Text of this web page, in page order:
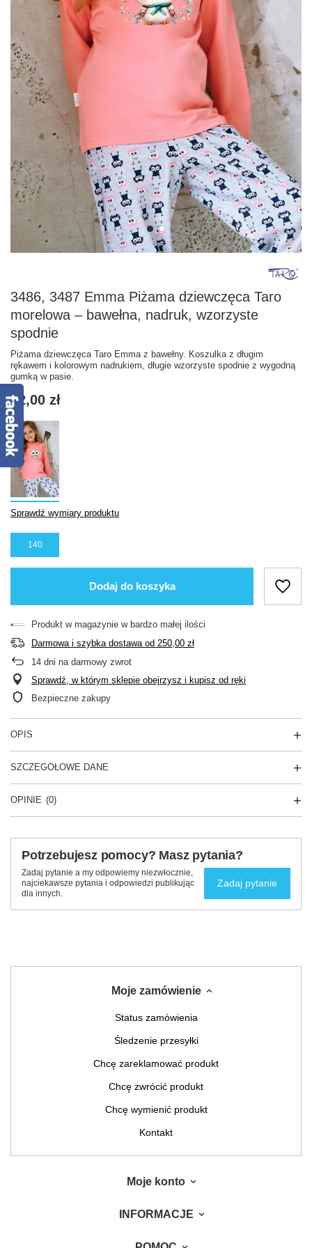
3486, 3487 Emma Piżama dziewczęca Taro
morelowa – bawełna, nadruk, wzorzyste
spodnie
Piżama dziewczęca Taro Emma z bawełny. Koszulka z długim
rękawem i kolorowym nadrukiem, długie wzorzyste spodnie z wygodną
gumką w pasie.
72,00 zł
Sprawdź wymiary produktu
140
Dodaj do koszyka
Produkt w magazynie w bardzo małej ilości
Darmowa i szybka dostawa od 250,00 zł
14 dni na darmowy zwrot
Sprawdź, w którym sklepie obejrzysz i kupisz od ręki
Bezpieczne zakupy
OPIS
SZCZEGÓŁOWE DANE
OPINIE (0)
Potrzebujesz pomocy? Masz pytania?
Zadaj pytanie a my odpowiemy niezwłocznie,
najciekawsze pytania i odpowiedzi publikując
dla innych.
Zadaj pytanie
Moje zamówienie
Status zamówienia
Śledzenie przesyłki
Chcę zareklamować produkt
Chcę zwrócić produkt
Chcę wymienić produkt
Kontakt
Moje konto
INFORMACJE